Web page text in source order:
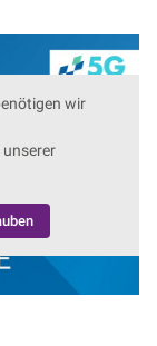
wir